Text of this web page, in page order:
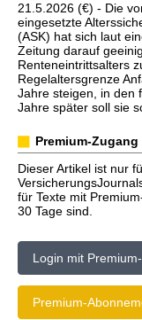
21.5.2026 (€) - Die
eingesetzte
(ASK) hat sich laut
Zeitung darauf
Renteneintrittsalters
Regelaltersgrenze
Jahre steigen, in den
Jahre später soll sie
Premium-Zugang
Dieser Artikel ist nur
für Texte mit
30 Tage sind.
Login mit
Premium-